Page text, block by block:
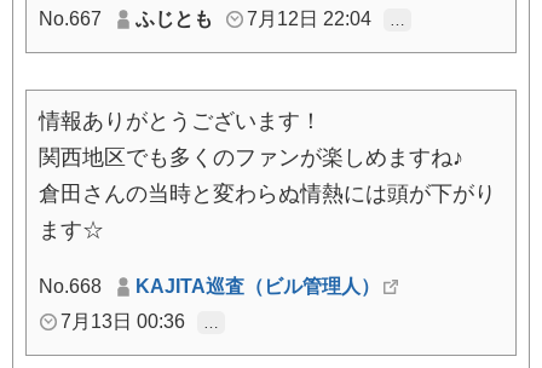
No.667 ふじとも 7月12日 22:04
情報ありがとうございます！
関西地区でも多くのファンが楽しめますね♪
倉田さんの当時と変わらぬ情熱には頭が下がり
ます☆
No.668
KAJITA巡査（ビル管理人）
7月13日 00:36